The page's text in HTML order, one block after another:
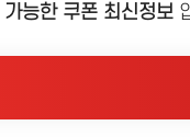
능한 쿠폰 최신정보